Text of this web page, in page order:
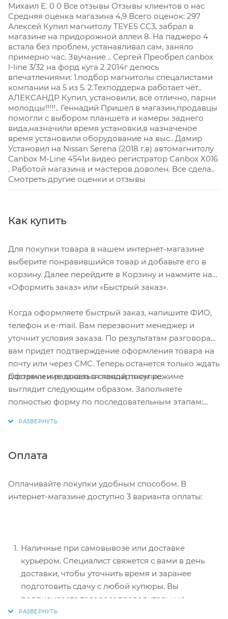
Михаил Е. 0 0 Все отзывы Отзывы клиентов о нас
Средняя оценка магазина 4,9 Всего оценок: 297
Алексей Купил магнитолу TEYES CC3, забрал в
магазине на придорожной аллеи 8. На паджеро 4
встала без проблем, устанавливал сам, заняло
примерно час. Звучание .. Сергей Преобрел canbox
l-line 3/32 на форд куга 2 2014г делюсь
впечатлениями: 1.подбор магнитолы спецалистами
компании на 5 из 5. 2.Техподдерка работает чёт..
АЛЕКСАНДР Купил, установили, всё отлично, парни
молодцы!!!!!.. Геннадий Пришел в магазин,продавцы
помогли с выбором планшета и камеры заднего
вида,назначили время установки,в назначеное
время установили оборудование на выс.. Дамир
Установил на Nissan Serena (2018 г.в) автомагнитолу
Canbox M-Line 4541и видео регистратор Canbox Х016
. Работой магазина и мастеров доволен. Все сдела..
Смотреть другие оценки и отзывы
Как купить
Для покупки товара в нашем интернет-магазине
выберите понравившийся товар и добавьте его в
корзину. Далее перейдите в Корзину и нажмите на
«Оформить заказ» или «Быстрый заказ».
Когда оформляете быстрый заказ, напишите ФИО,
телефон и e-mail. Вам перезвонит менеджер и
уточнит условия заказа. По результатам разговора
вам придет подтверждение оформления товара на
почту или через СМС. Теперь останется только ждать
доставки и радоваться новой покупке.
Оформление заказа в стандартном режиме
выглядит следующим образом. Заполняете
полностью форму по последовательным этапам:
Нажмите кнопку «Оформить заказ».
Оплата
Оплачивайте покупки удобным способом. В
интернет-магазине доступно 3 варианта оплаты:
Наличные при самовывозе или доставке
курьером. Специалист свяжется с вами в день
доставки, чтобы уточнить время и заранее
подготовить сдачу с любой купюры. Вы
подписываете товаросопроводительные
документы, вносите денежные средства,